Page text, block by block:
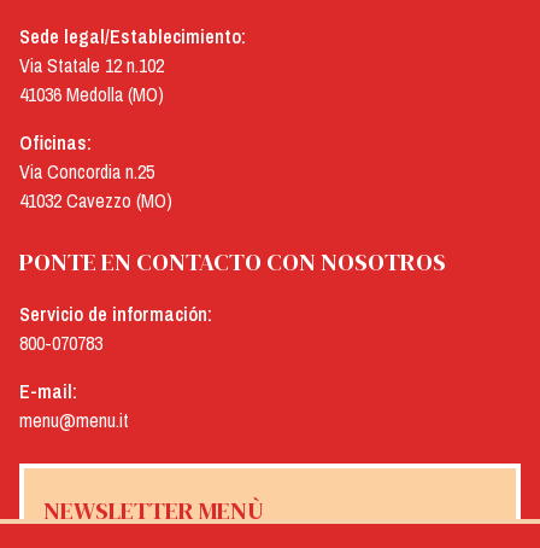
Sede legal/Establecimiento:
Via Statale 12 n.102
41036 Medolla (MO)
Oficinas:
Via Concordia n.25
41032 Cavezzo (MO)
PONTE EN CONTACTO CON NOSOTROS
Servicio de información:
800-070783
E-mail:
menu@menu.it
NEWSLETTER MENÙ